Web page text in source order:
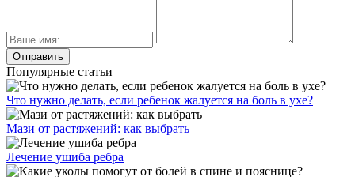
Популярные статьи
Что нужно делать, если ребенок жалуется на боль в ухе?
Мази от растяжений: как выбрать
Лечение ушиба ребра